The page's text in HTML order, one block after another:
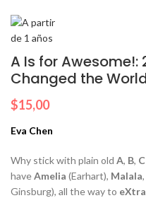
A Is for Awesome!:
Changed the
$15,00
Eva Chen
Why stick with plain old A, B, C
haveAmelia (Earhart), Malala,
Ginsburg), all the way to